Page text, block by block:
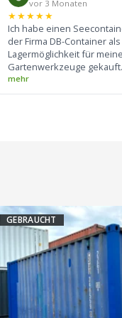
vor 3 Monaten
★★★★★
Ich habe einen
der Firma DB-Container als
Lagermöglichkeit für meine
Gartenwerkzeuge
Kontakt lief schnell,
unproblematisch und
GEBRAUCHT